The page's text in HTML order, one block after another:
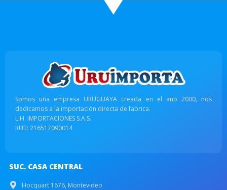
Somos una empresa URUGUAYA creada en el año 2000, nos
dedicamos a la importación directa de fabrica.
L.H. IMPORTACIONES S.A.S.
RUT: 216517090014
SUC. CASA CENTRAL
Hocquart 1676, Montevideo